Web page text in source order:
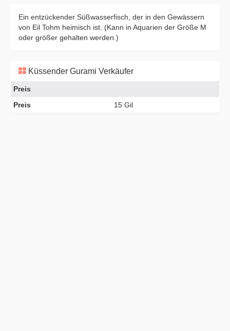
Ein entzückender Süßwasserfisch, der in den Gewässern
von Eil Tohm heimisch ist. (Kann in Aquarien der Größe M
oder größer gehalten werden.)
Küssender Gurami Verkäufer
Preis
Preis
15 Gil